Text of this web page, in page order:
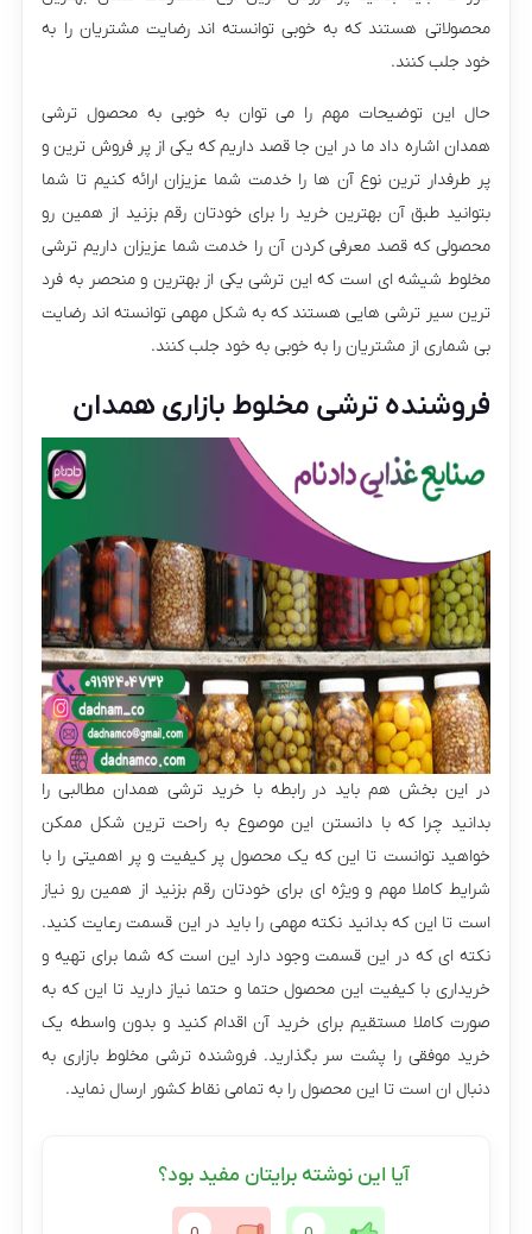
محصولاتی هستند که به خوبی توانسته اند رضایت مشتریان را به
خود جلب کنند.
حال این توضیحات مهم را می توان به خوبی به محصول ترشی
همدان اشاره داد ما در این جا قصد داریم که یکی از پر فروش ترین و
پر طرفدار ترین نوع آن ها را خدمت شما عزیزان ارائه کنیم تا شما
بتوانید طبق آن بهترین خرید را برای خودتان رقم بزنید از همین رو
محصولی که قصد معرفی کردن آن را خدمت شما عزیزان داریم ترشی
مخلوط شیشه ای است که این ترشی یکی از بهترین و منحصر به فرد
ترین سیر ترشی هایی هستند که به شکل مهمی توانسته اند رضایت
بی شماری از مشتریان را به خوبی به خود جلب کنند.
فروشنده ترشی مخلوط بازاری همدان
در این بخش هم باید در رابطه با خرید ترشی همدان مطالبی را
بدانید چرا که با دانستن این موصوع به راحت ترین شکل ممکن
خواهید توانست تا این که یک محصول پر کیفیت و پر اهمیتی را با
شرایط کاملا مهم و ویژه ای برای خودتان رقم بزنید از همین رو نیاز
است تا این که بدانید نکته مهمی را باید در این قسمت رعایت کنید.
نکته ای که در این قسمت وجود دارد این است که شما برای تهیه و
خریداری با کیفیت این محصول حتما و حتما نیاز دارید تا این که به
صورت کاملا مستقیم برای خرید آن اقدام کنید و بدون واسطه یک
خرید موفقی را پشت سر بگذارید. فروشنده ترشی مخلوط بازاری به
دنبال ان است تا این محصول را به تمامی نقاط کشور ارسال نماید.
آیا این نوشته برایتان مفید بود؟